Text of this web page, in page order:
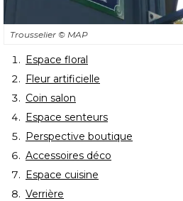
Trousselier © MAP
Espace floral
Fleur artificielle
Coin salon
Espace senteurs
Perspective boutique
Accessoires déco
Espace cuisine
Verrière